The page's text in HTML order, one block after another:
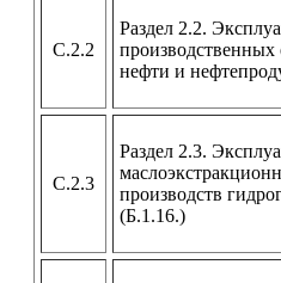
С.2.2
Раздел 2.2.
производственных
нефти и
С.2.3
Раздел 2.3.
производств
(Б.1.16.)